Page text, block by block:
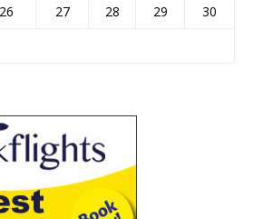
26 27 28 29
30